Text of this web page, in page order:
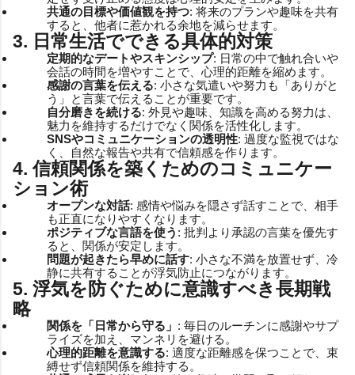
共通の目標や価値観を持つ: 将来のプランや趣味を共有
すると、他者に惹かれる余地を減らせます。
3. 日常生活でできる具体的対策
定期的なデートやスキンシップ: 日常の中で触れ合いや
会話の時間を増やすことで、心理的距離を縮めます。
感謝の言葉を伝える: 小さな気遣いや努力も「ありがと
う」と言葉で伝えることが重要です。
自分磨きを続ける: 外見や趣味、知識を高める努力は、
魅力を維持するだけでなく関係を活性化します。
SNSやコミュニケーションの透明性: 過度な監視ではな
く、自然な報告や共有で信頼感を作ります。
4. 信頼関係を築くためのコミュニケー
ション術
オープンな対話: 感情や悩みを隠さず話すことで、相手
も正直になりやすくなります。
ポジティブな言語を使う : 批判より承認の言葉を優先す
ると、関係が安定します。
問題が起きたら早めに話す: 小さな不満を放置せず、冷
静に共有することが浮気防止につながります。
5. 浮気を防ぐために意識すべき長期戦
略
関係を「日常から守る」 : 毎日のルーチンに感謝やサプ
ライズを加え、マンネリを避ける。
心理的距離を意識する: 適度な距離感を保つことで、束
縛せず信頼関係を維持する。